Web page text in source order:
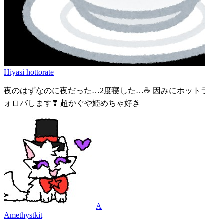
Hiyasi hottorate
夜のはずなのに夜だった…2度寝した…☕ 因みにホッ
ォロバします❣ 超かぐや姫めちゃ好き
A
Amethystkit